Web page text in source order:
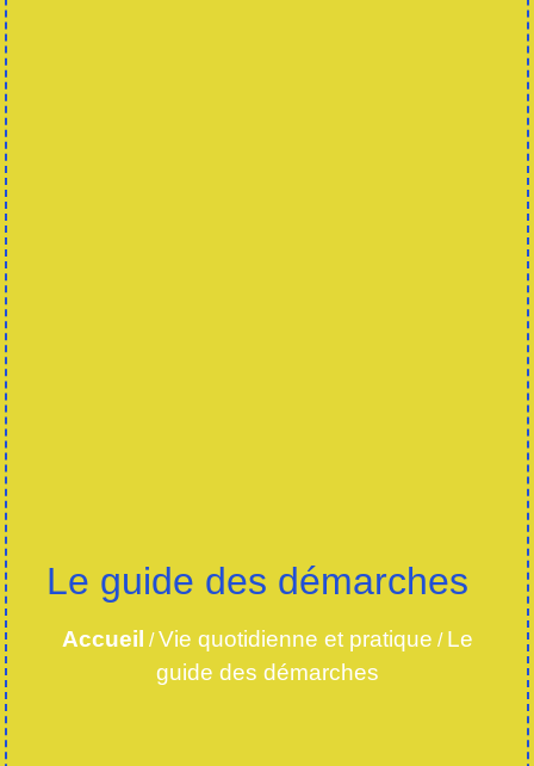
Le guide des démarches
Accueil /Vie quotidienne et pratique / Le
guide des démarches